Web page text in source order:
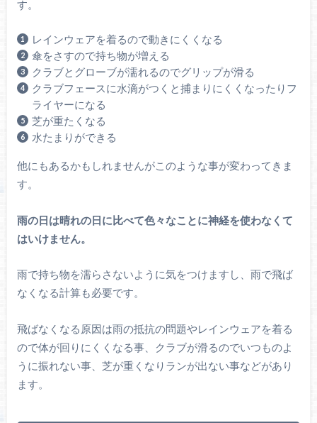
す。
レインウェアを着るので動きにくくなる
傘をさすので持ち物が増える
クラブとグローブが濡れるのでグリップが滑る
クラブフェースに水滴がつくと捕まりにくくなったりフ
ライヤーになる
芝が重たくなる
水たまりができる
他にもあるかもしれませんがこのような事が変わってきま
す。
雨の日は晴れの日に比べて色々なことに神経を使わなくて
はいけません。
雨で持ち物を濡らさないように気をつけますし、雨で飛ば
なくなる計算も必要です。
飛ばなくなる原因は雨の抵抗の問題やレインウェアを着る
ので体が回りにくくなる事、クラブが滑るのでいつものよ
うに振れない事、芝が重くなりランが出ない事などがあり
ます。